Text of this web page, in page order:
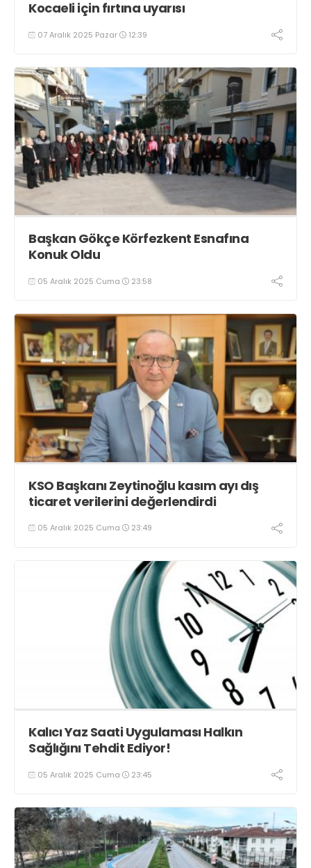
Kocaeli için fırtına uyarısı
07 Aralık 2025 Pazar 12:39
Başkan Gökçe Körfezkent Esnafına
Konuk Oldu
05 Aralık 2025 Cuma 23:58
KSO Başkanı Zeytinoğlu kasım ayı dış
ticaret verilerini değerlendirdi
05 Aralık 2025 Cuma 23:49
Kalıcı Yaz Saati Uygulaması Halkın
Sağlığını Tehdit Ediyor!
05 Aralık 2025 Cuma 23:45